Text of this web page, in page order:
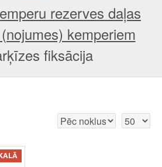
rezerves daļas
kemperiem
fiksācija